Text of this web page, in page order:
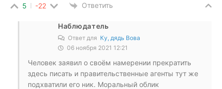
5 -22 Ответить
Наблюдатель
Ответ для Ку, дядь Вова
06 ноября 2021 12:21
Человек заявил о своём намерении прекратить
здесь писать и правительственные агенты тут же
подхватили его ник. Моральный облик